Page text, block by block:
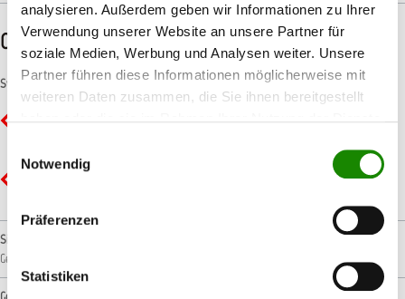
analysieren. Außerdem geben wir Informationen zu Ihrer
Verwendung unserer Website an unsere Partner für
soziale Medien, Werbung und Analysen weiter. Unsere
Partner führen diese Informationen möglicherweise mit
weiteren Daten zusammen, die Sie ihnen bereitgestellt
Notwendig
Präferenzen
Statistiken
CLP-/REACH-Hinweise
Symbole
Signalwort
Gefahr!